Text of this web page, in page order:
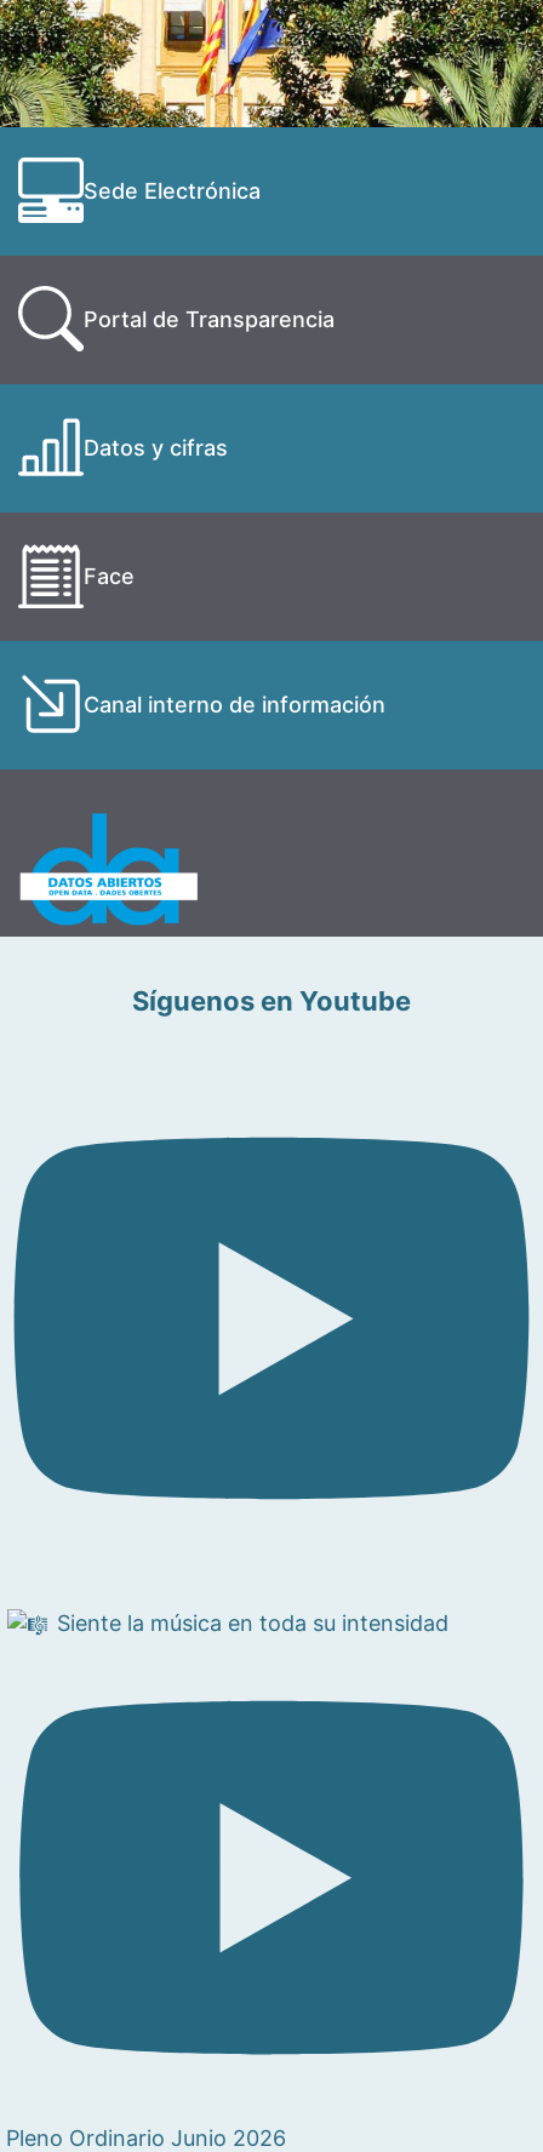
Sede Electrónica
Portal de Transparencia
Datos y cifras
Face
Canal interno de información
Síguenos en Youtube
Siente la música en toda su intensidad
Pleno Ordinario Junio 2026